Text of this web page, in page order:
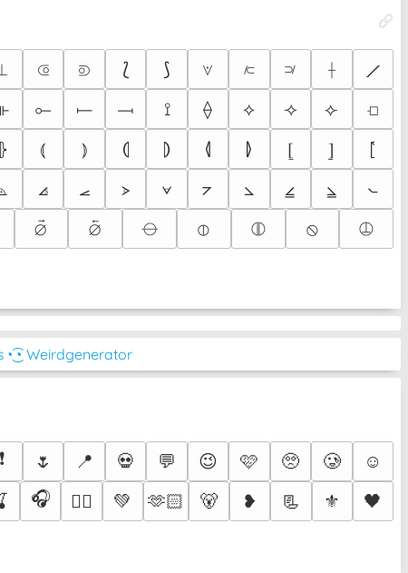
⟃ ⟄ ⟅ ⟆ ⟇ ⟈ ⟉ ⟊
⟋
⟜ ⟝ ⟞ ⟟ ⟠ ⟡ ⟢ ⟣
⟤
⦅ ⦆ ⦇ ⦈ ⦉ ⦊ ⦋ ⦌
⦍
⦞ ⦟ ⦠ ⦡ ⦢ ⦣ ⦤ ⦥
⦦
⦳ ⦴ ⦵ ⦶ ⦷ ⦸ ⦹
◔͜͡◔ Weirdgenerator
❗ 🌷 📍 💀 💬 😉 🩷 🥺 🥲
☺️
🎧 ❤️‍🔥 💚 🫶🏻 🐻 ❥ 📃 ⚜️ 🖤